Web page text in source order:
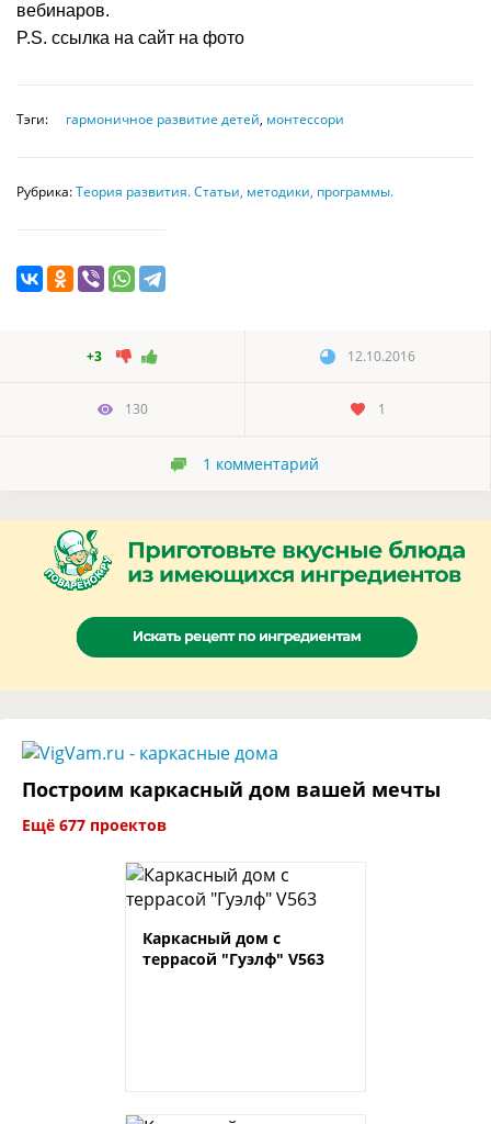
вебинаров.
P.S. ссылка на сайт на фото
Тэги: гармоничное развитие детей, монтессори
Рубрика:Теория развития. Статьи, методики, программы.
+3 12.10.2016
130 1
1 комментарий
Построим каркасный дом вашей мечты
Ещё 677 проектов
Каркасный дом с
террасой "Гуэлф" V563